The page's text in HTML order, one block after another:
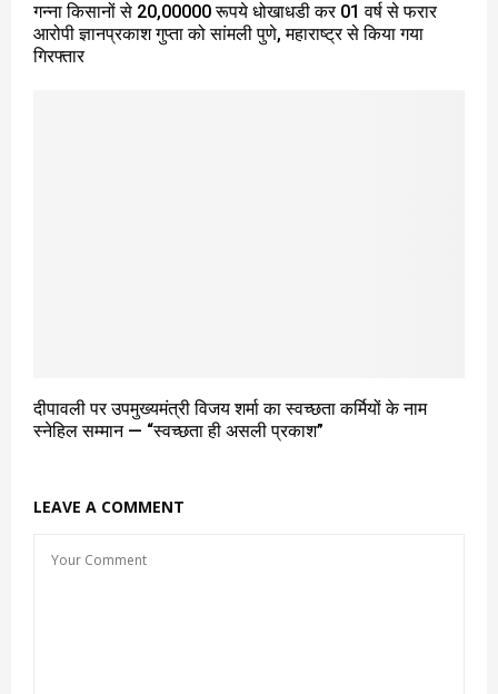
गन्ना किसानों से 20,00000 रूपये धोखाधडी कर 01 वर्ष से फरार
आरोपी ज्ञानप्रकाश गुप्ता को सांमली पुणे, महाराष्ट्र से किया गया
गिरफ्तार
दीपावली पर उपमुख्यमंत्री विजय शर्मा का स्वच्छता कर्मियों के नाम
स्नेहिल सम्मान — “स्वच्छता ही असली प्रकाश”
LEAVE A COMMENT